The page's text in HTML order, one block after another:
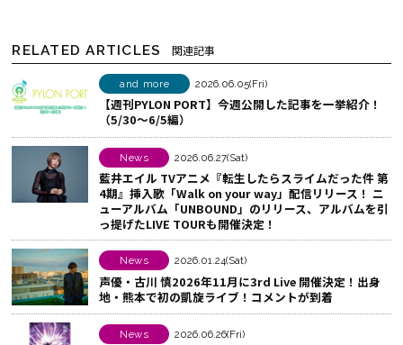
ア
す
る
b
o
o
で
シ
ェ
ア
す
る
シ
ェ
る
RELATED ARTICLES 関連記事
and more 2026.06.05(Fri)
【週刊PYLON PORT】今週公開した記事を一挙紹介！
（5/30～6/5編）
News 2026.06.27(Sat)
藍井エイル TVアニメ『転生したらスライムだった件 第
4期』挿入歌「Walk on your way」配信リリース！ ニ
ューアルバム「UNBOUND」のリリース、アルバムを引
っ提げたLIVE TOURも開催決定！
News 2026.01.24(Sat)
声優・古川 慎2026年11月に3rd Live 開催決定！出身
地・熊本で初の凱旋ライブ！コメントが到着
News 2026.06.26(Fri)